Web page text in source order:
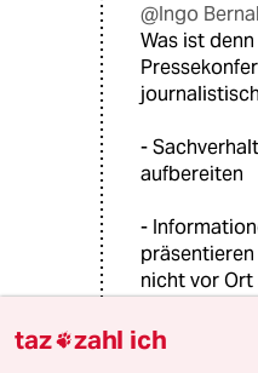
@Ingo
Was ist
-
aufbereiten
-
nicht vor Ort
der
taz zahl ich